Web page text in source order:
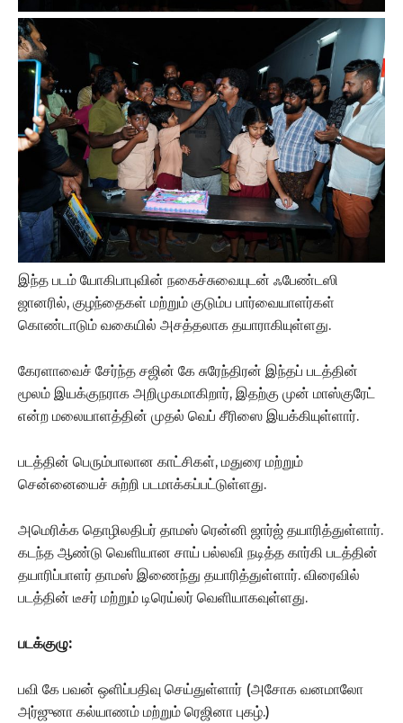
இந்த படம் யோகிபாபுவின் நகைச்சுவையுடன் ஃபேண்டஸி
ஜானரில், குழந்தைகள் மற்றும் குடும்ப பார்வையாளர்கள்
கொண்டாடும் வகையில் அசத்தலாக தயாராகியுள்ளது.
கேரளாவைச் சேர்ந்த சஜின் கே சுரேந்திரன் இந்தப் படத்தின்
மூலம் இயக்குநராக அறிமுகமாகிறார், இதற்கு முன் மாஸ்குரேட்
என்ற மலையாளத்தின் முதல் வெப் சீரிஸை இயக்கியுள்ளார்.
படத்தின் பெரும்பாலான காட்சிகள், மதுரை மற்றும்
சென்னையைச் சுற்றி படமாக்கப்பட்டுள்ளது.
அமெரிக்க தொழிலதிபர் தாமஸ் ரென்னி ஜார்ஜ் தயாரித்துள்ளார்.
கடந்த ஆண்டு வெளியான சாய் பல்லவி நடித்த கார்கி படத்தின்
தயாரிப்பாளர் தாமஸ் இணைந்து தயாரித்துள்ளார். விரைவில்
படத்தின் டீசர் மற்றும் டிரெய்லர் வெளியாகவுள்ளது.
படக்குழு:
பவி கே பவன் ஒளிப்பதிவு செய்துள்ளார் (அசோக வனமாலோ
அர்ஜுனா கல்யாணம் மற்றும் ரெஜினா புகழ்.)